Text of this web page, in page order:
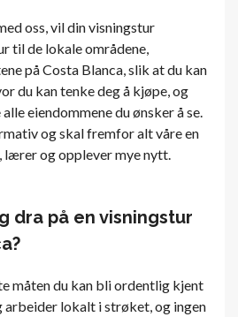
oss, vil din visningstur
til de lokale områdene,
på Costa Blanca, slik at du kan
du kan tenke deg å kjøpe, og
eiendommene du ønsker å se.
og skal fremfor alt våre en
lærer og opplever mye nytt.
dra på en visningstur
måten du kan bli ordentlig kjent
arbeider lokalt i strøket, og ingen